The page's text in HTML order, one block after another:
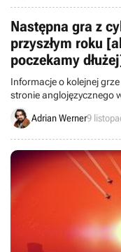
Następna gra z
przyszłym roku
poczekamy
Informacje o kolejnej
stronie anglojęzycznego
nich, że produkcja ukaże
czyli firma Deep Silver,
Adrian Werner9